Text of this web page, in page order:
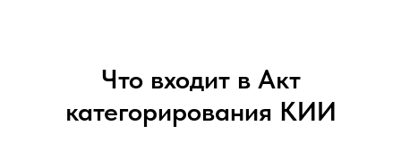
Что входит в Акт
категорирования КИИ